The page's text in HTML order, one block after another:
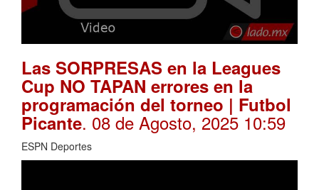
Las SORPRESAS en la Leagues
Cup NO TAPAN errores en la
programación del torneo | Futbol
Picante. 08 de Agosto, 2025 10:59
ESPN Deportes